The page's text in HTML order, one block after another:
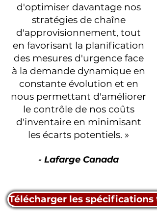
d'optimiser davantage nos
stratégies de chaîne
d'approvisionnement, tout
en favorisant la planification
des mesures d'urgence face
à la demande dynamique en
constante évolution et en
nous permettant d'améliorer
le contrôle de nos coûts
d'inventaire en minimisant
les écarts potentiels. »
- Lafarge Canada
Télécharger les spécifications